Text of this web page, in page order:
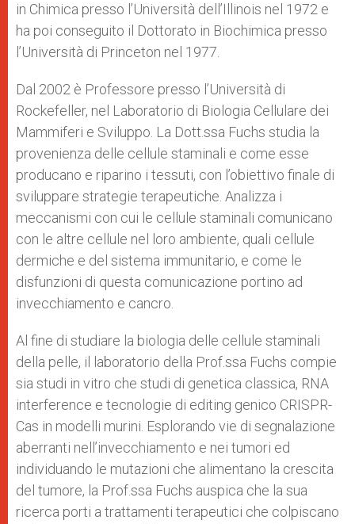
in Chimica presso l’Università dell’Illinois nel 1972 e
ha poi conseguito il Dottorato in Biochimica presso
l’Università di Princeton nel 1977.
Dal 2002 è Professore presso l’Università di
Rockefeller, nel Laboratorio di Biologia Cellulare dei
Mammiferi e Sviluppo. La Dott.ssa Fuchs studia la
provenienza delle cellule staminali e come esse
producano e riparino i tessuti, con l’obiettivo finale di
sviluppare strategie terapeutiche. Analizza i
meccanismi con cui le cellule staminali comunicano
con le altre cellule nel loro ambiente, quali cellule
dermiche e del sistema immunitario, e come le
disfunzioni di questa comunicazione portino ad
invecchiamento e cancro.
Al fine di studiare la biologia delle cellule staminali
della pelle, il laboratorio della Prof.ssa Fuchs compie
sia studi in vitro che studi di genetica classica, RNA
interference e tecnologie di editing genico CRISPR-
Cas in modelli murini. Esplorando vie di segnalazione
aberranti nell’invecchiamento e nei tumori ed
individuando le mutazioni che alimentano la crescita
del tumore, la Prof.ssa Fuchs auspica che la sua
ricerca porti a trattamenti terapeutici che colpiscano